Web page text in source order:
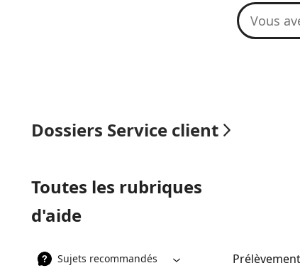
Dossiers Service client
Toutes les rubriques
d'aide
Sujets recommandés